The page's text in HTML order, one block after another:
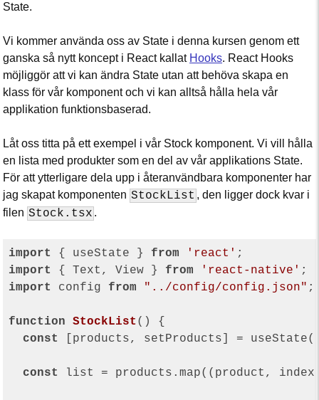
State.
Vi kommer använda oss av State i denna kursen genom ett
ganska så nytt koncept i React kallat Hooks. React Hooks
möjliggör att vi kan ändra State utan att behöva skapa en
klass för vår komponent och vi kan alltså hålla hela vår
applikation funktionsbaserad.
Låt oss titta på ett exempel i vår Stock komponent. Vi vill hålla
en lista med produkter som en del av vår applikations State.
För att ytterligare dela upp i återanvändbara komponenter har
jag skapat komponenten StockList , den ligger dock kvar i
filen Stock.tsx .
import { useState } from 'react'
import
{ Text, View } from 'react-native'
import
config from "../config/config.json" ;
function StockList ( ) {
const
[products, setProducts] =
const list = products.map( ( product, index